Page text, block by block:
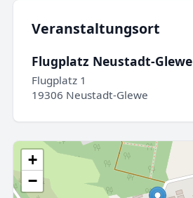
Veranstaltungsort
Flugplatz Neustadt-Glewe
Flugplatz 1
19306 Neustadt-Glewe
+
−